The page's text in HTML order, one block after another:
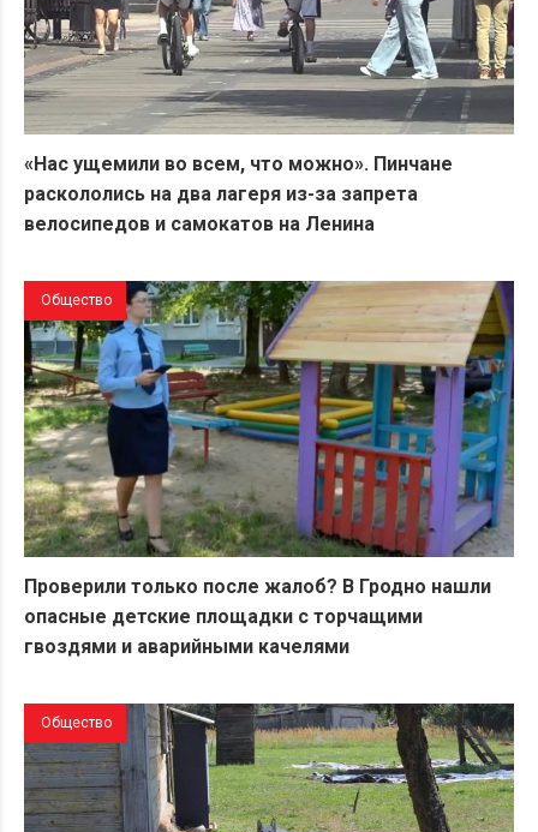
«Нас ущемили во всем, что можно». Пинчане
раскололись на два лагеря из-за запрета
велосипедов и самокатов на Ленина
Общество
Проверили только после жалоб? В Гродно нашли
опасные детские площадки с торчащими
гвоздями и аварийными качелями
Общество